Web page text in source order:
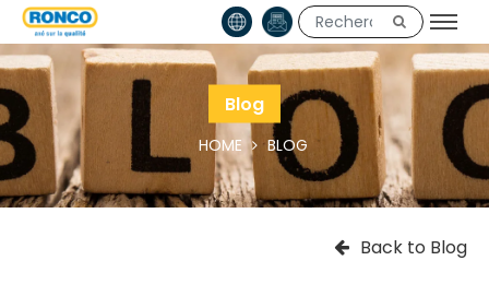
Blog
HOME BLOG
Back to Blog